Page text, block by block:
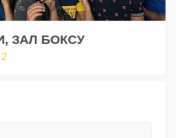
ЗАЛ БОКСУ